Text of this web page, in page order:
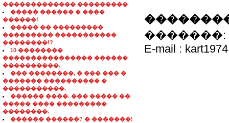
������������� ���������
����� ������ � ����
������!
����� �� ���������
��������� �����������
��������!?
10 ��������
���������������� ������
����������.
��� ��������, � ��� ��� �
������� ���������� �
�����������.
������ ����. ��� ����� ��
����� ���� ���������
��������.
������ ������? � �������!
�������: 8
E-mail :